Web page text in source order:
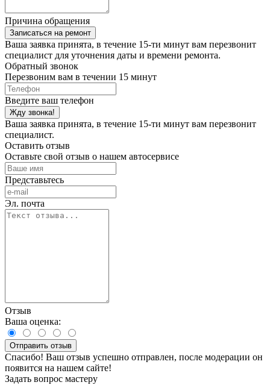
Причина обращения
Записаться на ремонт
Ваша заявка принята, в течение 15-ти минут вам перезвонит
специалист для уточнения даты и времени ремонта.
Обратный звонок
Перезвоним вам в течении 15 минут
Введите ваш телефон
Жду звонка!
Ваша заявка принята, в течение 15-ти минут вам перезвонит
специалист.
Оставить отзыв
Оставьте свой отзыв о нашем автосервисе
Представьтесь
Эл. почта
Отзыв
Ваша оценка:
Отправить отзыв
Спасибо! Ваш отзыв успешно отправлен, после модерации он
появится на нашем сайте!
Задать вопрос мастеру